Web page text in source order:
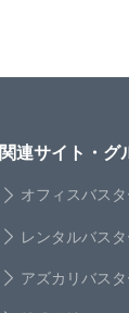
関連サイト・グ
オフィスバス
レンタルバス
アズカリバス